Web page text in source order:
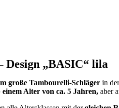
Design „BASIC“ lila
große Tambourelli-Schläger in
einem Alter von ca. 5 Jahren,aber